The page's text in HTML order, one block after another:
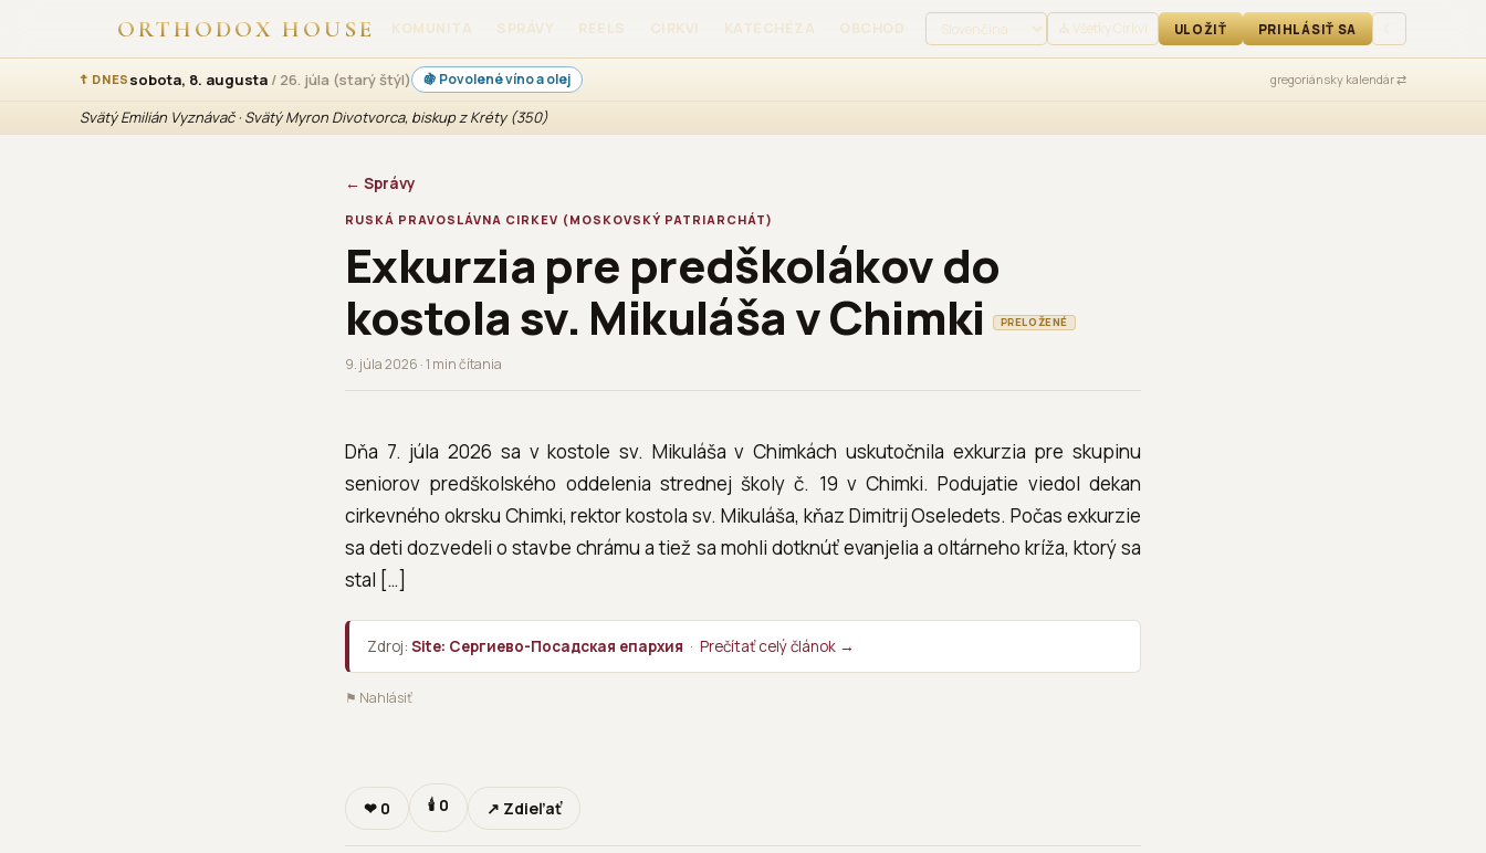
ORTHODOX HOUSE KOMUNITA SPRÁVY REELS CIRKVI KATECHÉZA OBCHOD PRIHLÁSIŤ SA ⛪ Všetky Cirkvi ULOŽIŤ PRIHLÁSIŤ SA
☦ DNES sobota, 8. augusta / 26. júla (starý štýl) 🍇 Povolené víno a olej gregoriánsky kalendár ⇄
Svätý Emilián Vyznávač · Svätý Myron Divotvorca, biskup z Kréty (350)
← Správy
RUSKÁ PRAVOSLÁVNA CIRKEV (MOSKOVSKÝ PATRIARCHÁT)
Exkurzia pre predškolákov do
kostola sv. Mikuláša v Chimki
PRELOŽENÉ
9. júla 2026 · 1 min čítania
Dňa 7. júla 2026 sa v kostole sv. Mikuláša v Chimkách uskutočnila exkurzia pre skupinu
seniorov predškolského oddelenia strednej školy č. 19 v Chimki. Podujatie viedol dekan
cirkevného okrsku Chimki, rektor kostola sv. Mikuláša, kňaz Dimitrij Oseledets. Počas exkurzie
sa deti dozvedeli o stavbe chrámu a tiež sa mohli dotknúť evanjelia a oltárneho kríža, ktorý sa
stal […]
Zdroj: Site: Сергиево-Посадская епархия · Prečítať celý článok →
⚑ Nahlásiť
❤ 0 🕯 0 ↗ Zdieľať